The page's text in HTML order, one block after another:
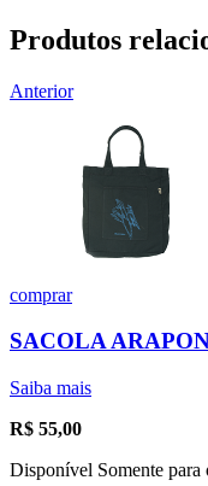
Produtos
Anterior
comprar
SACOLA
Saiba mais
R$ 55,00
Disponível Somente para